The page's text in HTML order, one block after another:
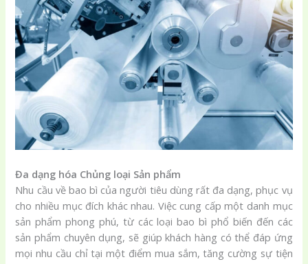
Đa dạng hóa Chủng loại Sản phẩm
Nhu cầu về bao bì của người tiêu dùng rất đa dạng, phục vụ
cho nhiều mục đích khác nhau. Việc cung cấp một danh mục
sản phẩm phong phú, từ các loại bao bì phổ biến đến các
sản phẩm chuyên dụng, sẽ giúp khách hàng có thể đáp ứng
mọi nhu cầu chỉ tại một điểm mua sắm, tăng cường sự tiện